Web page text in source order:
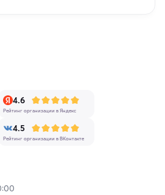
4.6
Рейтинг организации в Яндекс
4.5
Рейтинг организации в ВКонтакте